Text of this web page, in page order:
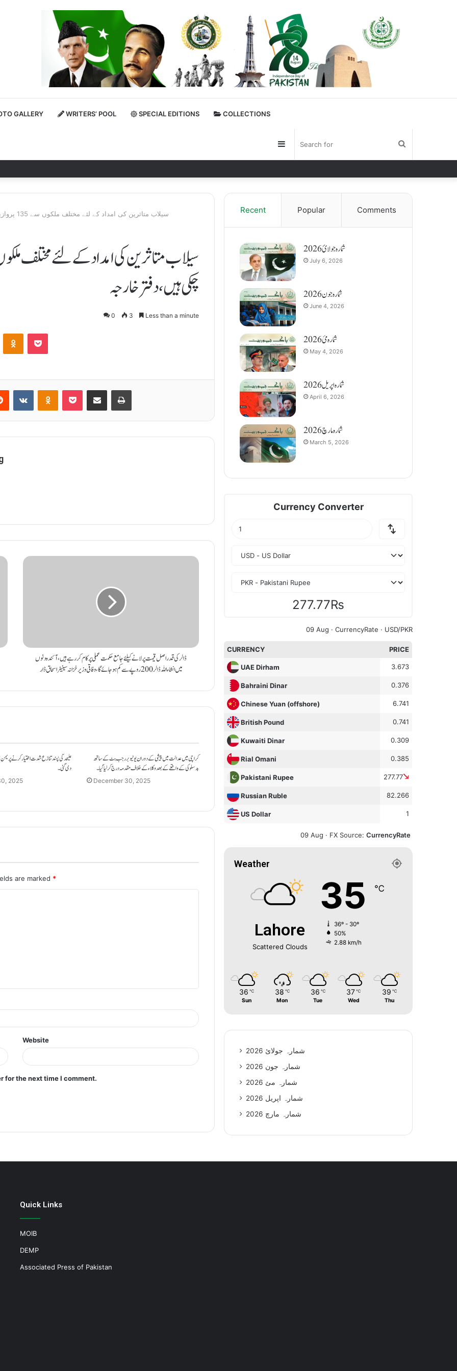
GALLERY WRITERS’ POOL SPECIAL EDITIONS COLLECTIONS
Sidebar
سیلاب متاثرین کی امداد کے لئے مختلف ملکوں سے 135 پروازیں پاکستان پہنچ چکی ہیں ، دفتر خارجہ
چکی ہیں ، دفتر خارجہ
0 3 Less than a minute
ڈالر کی قدر اصل قیمت پر لانے کیلئے جامع حکمت عملی پر کام کر رہے ہیں،آئندہ دنوں
میں انشاءاللہ ڈالر 200 روپے سے کم ہوجائے گا، وفاقی وزیر خزانہ سینیٹر اسحاق ڈار
علیحدگی پسند تنازع شدت اختیار کرنے پر
دی گئی۔
2025
کراچی میں عدالت میں پیشی کے دوران یوٹیوبر رجب بٹ کے ساتھ
بدسلوکی کے واقعے کے بعد وکلاء کے خلاف مقدمہ درج کر لیا گیا۔
December 30, 2025
are marked *
Website
for the next time I comment.
Recent Popular Comments
شمارہ جولائ 2026
July 6, 2026
شمارہ جون 2026
June 4, 2026
شمارہ مئ 2026
May 4, 2026
شمارہ اپریل 2026
April 6, 2026
شمارہ مارچ 2026
March 5, 2026
Currency Converter
277.77₨
09 Aug · CurrencyRate · USD/PKR
CURRENCY PRICE
UAE Dirham 3.673
Bahraini Dinar 0.376
Chinese Yuan (offshore) 6.741
British Pound 0.741
Kuwaiti Dinar 0.309
Rial Omani 0.385
Pakistani Rupee 277.77
Russian Ruble 82.266
US Dollar 1
09 Aug · FX Source: CurrencyRate
Weather
Lahore
Scattered Clouds
35 ℃
36º - 30º
50%
2.88 km/h
36 ℃
Sun
38 ℃
Mon
36 ℃
Tue
37 ℃
Wed
39 ℃
Thu
شمارہ جولائ 2026
شمارہ جون 2026
شمارہ مئ 2026
شمارہ اپریل 2026
شمارہ مارچ 2026
Quick Links
MOIB
DEMP
Associated Press of Pakistan